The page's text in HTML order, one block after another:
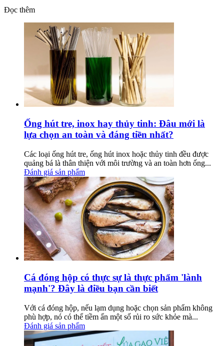
Đọc thêm
Ống hút tre, inox hay thủy tinh: Đâu mới là
lựa chọn an toàn và đáng tiền nhất?
Các loại ống hút tre, ống hút inox hoặc thủy tinh đều được
quảng bá là thân thiện với môi trường và an toàn hơn ống...
Đánh giá sản phẩm
Cá đóng hộp có thực sự là thực phẩm 'lành
mạnh'? Đây là điều bạn cần biết
Với cá đóng hộp, nếu lạm dụng hoặc chọn sản phẩm không
phù hợp, nó có thể tiềm ẩn một số rủi ro sức khỏe mà...
Đánh giá sản phẩm